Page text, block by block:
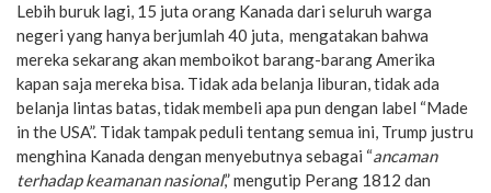
Lebih buruk lagi, 15 juta orang Kanada dari seluruh warga
negeri yang hanya berjumlah 40 juta, mengatakan bahwa
mereka sekarang akan memboikot barang-barang Amerika
kapan saja mereka bisa. Tidak ada belanja liburan, tidak ada
belanja lintas batas, tidak membeli apa pun dengan label “Made
in the USA”. Tidak tampak peduli tentang semua ini, Trump justru
menghina Kanada dengan menyebutnya sebagai “ancaman
terhadap keamanan nasional,” mengutip Perang 1812 dan